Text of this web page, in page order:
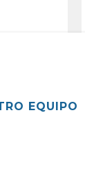
EQUIPO